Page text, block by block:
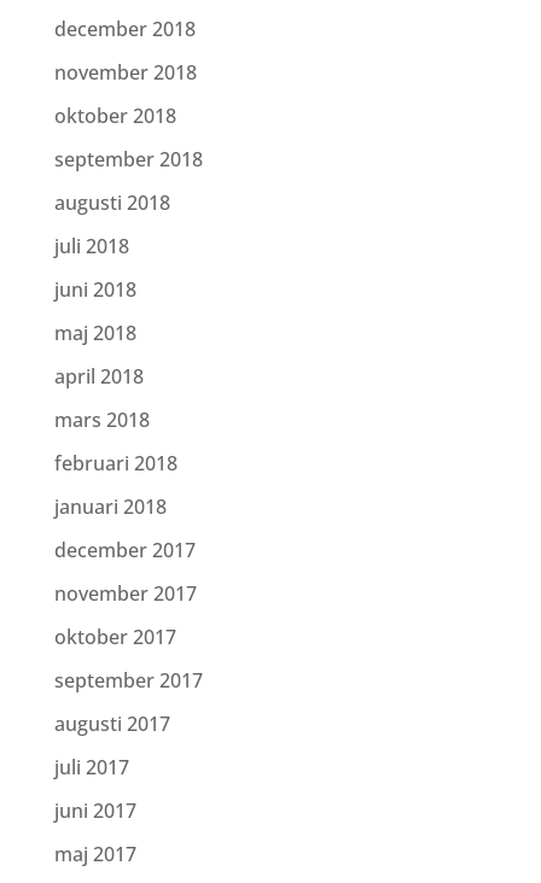
december 2018
november 2018
oktober 2018
september 2018
augusti 2018
juli 2018
juni 2018
maj 2018
april 2018
mars 2018
februari 2018
januari 2018
december 2017
november 2017
oktober 2017
september 2017
augusti 2017
juli 2017
juni 2017
maj 2017